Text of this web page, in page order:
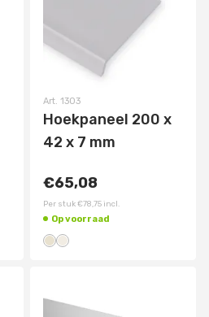
Art. 1303
Hoekpaneel 200 x
42 x 7 mm
€65,08
Per stuk€78,75 incl.
Op voorraad